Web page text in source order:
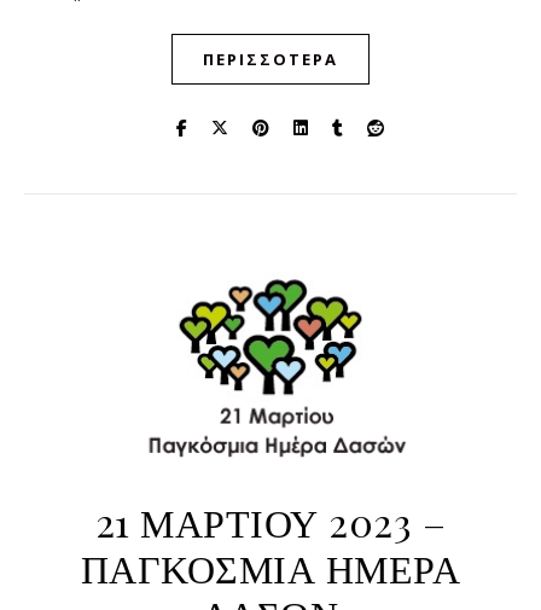
ΠΕΡΙΣΣΌΤΕΡΑ
21 ΜΑΡΤΙΟΥ 2023 –
ΠΑΓΚΟΣΜΙΑ ΗΜΕΡΑ